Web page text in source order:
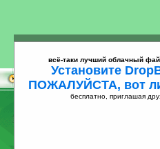
всё-таки лучший облачный
Установите
ПОЖАЛУЙСТА, вот
бесплатно, приглашая